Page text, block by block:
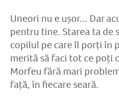
Uneori nu e ușor... Dar
pentru tine. Starea ta de
copilul pe care îl porți în
merită să faci tot ce poți
Morfeu fără mari
față, în fiecare seară.